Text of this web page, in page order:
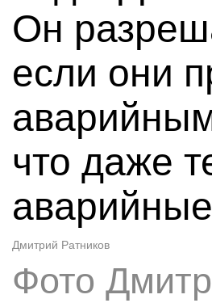
Он
если они
что даже
Дмитрий Ратников
Фото